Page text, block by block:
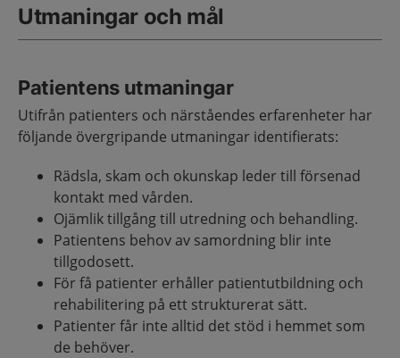
Utmaningar och mål
Patientens utmaningar
Utifrån patienters och närståendes erfarenheter har
följande övergripande utmaningar identifierats:
Rädsla, skam och okunskap leder till försenad
kontakt med vården.
Ojämlik tillgång till utredning och behandling.
Patientens behov av samordning blir inte
tillgodosett.
För få patienter erhåller patientutbildning och
rehabilitering på ett strukturerat sätt.
Patienter får inte alltid det stöd i hemmet som
de behöver.